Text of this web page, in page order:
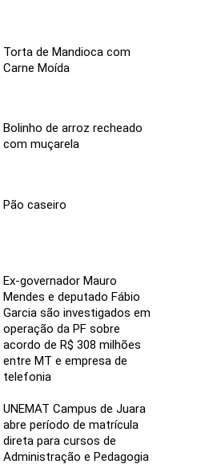
Torta de Mandioca com
Carne Moída
Bolinho de arroz recheado
com muçarela
Pão caseiro
Ex-governador Mauro
Mendes e deputado Fábio
Garcia são investigados em
operação da PF sobre
acordo de R$ 308 milhões
entre MT e empresa de
telefonia
UNEMAT Campus de Juara
abre período de matrícula
direta para cursos de
Administração e Pedagogia